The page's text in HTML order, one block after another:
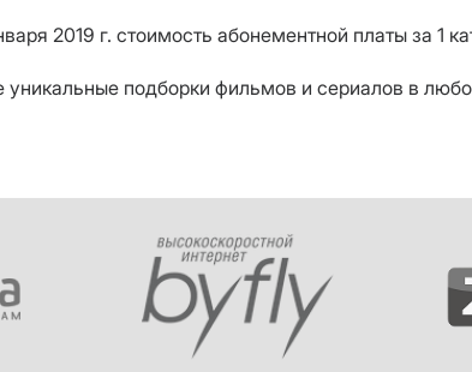
2019 г. стоимость абонементной платы за 1
уникальные подборки фильмов и сериалов в